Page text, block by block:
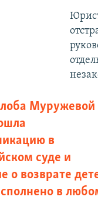
Муружевой
в
суде и
о возврате
в